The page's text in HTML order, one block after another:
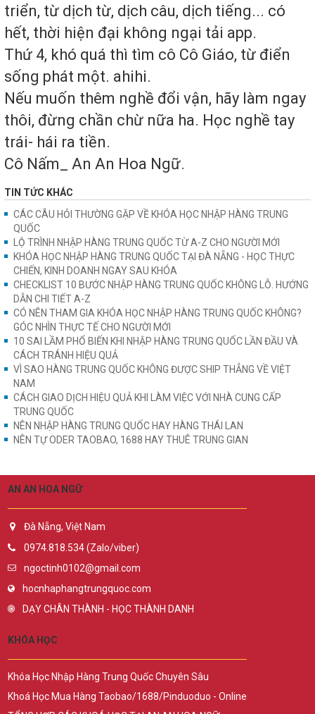
triển, từ dịch từ, dịch câu, dịch tiếng... có
hết, thời hiện đại không ngại tải app.
Thứ 4, khó quá thì tìm cô Cô Giáo, từ điển
sống phát một. ahihi.
Nếu muốn thêm nghề đổi vận, hãy làm ngay
thôi, đừng chần chừ nữa ha. Học nghề tay
trái- hái ra tiền.
Cô Nấm_ An An Hoa Ngữ.
TIN TỨC KHÁC
CÁC CÂU HỎI THƯỜNG GẶP VỀ KHÓA HỌC NHẬP HÀNG TRUNG
QUỐC
LỘ TRÌNH NHẬP HÀNG TRUNG QUỐC TỪ A-Z CHO NGƯỜI MỚI
KHÓA HỌC NHẬP HÀNG TRUNG QUỐC TẠI ĐÀ NẴNG - HỌC THỰC
CHIẾN, KINH DOANH NGAY SAU KHÓA
CHECKLIST 10 BƯỚC NHẬP HÀNG TRUNG QUỐC KHÔNG LỖ. HƯỚNG
DẪN CHI TIẾT A-Z
CÓ NÊN THAM GIA KHÓA HỌC NHẬP HÀNG TRUNG QUỐC KHÔNG?
GÓC NHÌN THỰC TẾ CHO NGƯỜI MỚI
10 SAI LẦM PHỔ BIẾN KHI NHẬP HÀNG TRUNG QUỐC LẦN ĐẦU VÀ
CÁCH TRÁNH HIỆU QUẢ
VÌ SAO HÀNG TRUNG QUỐC KHÔNG ĐƯỢC SHIP THẲNG VỀ VIỆT
NAM
CÁCH GIAO DỊCH HIỆU QUẢ KHI LÀM VIỆC VỚI NHÀ CUNG CẤP
TRUNG QUỐC
NÊN NHẬP HÀNG TRUNG QUỐC HAY HÀNG THÁI LAN
NÊN TỰ ODER TAOBAO, 1688 HAY THUÊ TRUNG GIAN
AN AN HOA NGỮ
Đà Nẵng, Việt Nam
0974.818.534 (Zalo/viber)
ngoctinh0102@gmail.com
hocnhaphangtrungquoc.com
DẠY CHÂN THÀNH - HỌC THÀNH DANH
KHÓA HỌC
Khóa Học Nhập Hàng Trung Quốc Chuyên Sâu
Khoá Học Mua Hàng Taobao/1688/Pinduoduo - Online